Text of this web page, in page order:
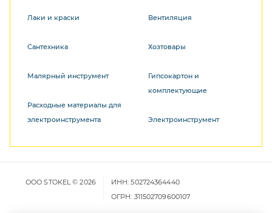
Лаки и краски
Сантехника
Малярный инструмент
Расходные материалы для
электроинструмента
Вентиляция
Хозтовары
Гипсокартон и
комплектующие
Электроинструмент
ООО STOKEL © 2026
ИНН: 502724364440
ОГРН: 311502709600107